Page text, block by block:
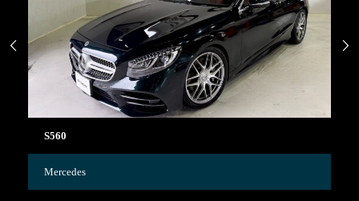
C63
Mercedes
 